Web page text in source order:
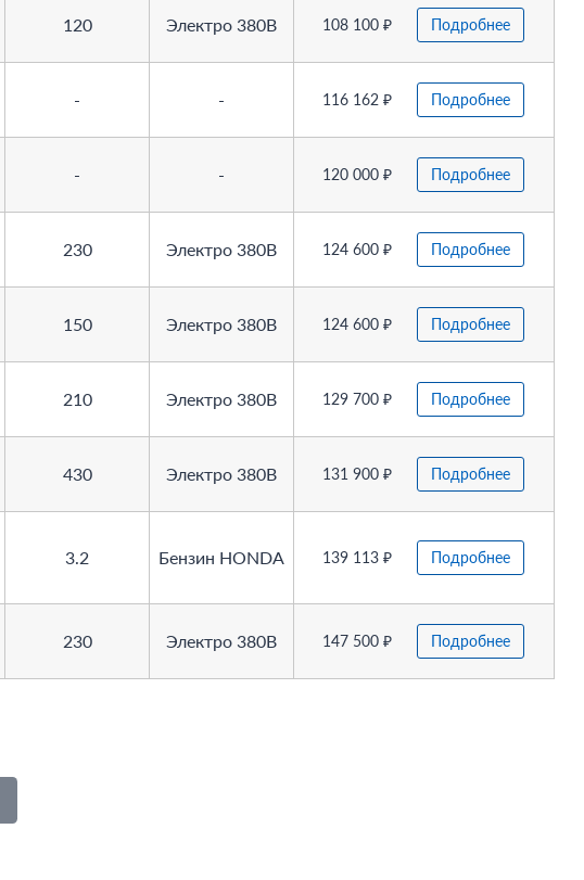
108 100 ₽ Подробнее
120 Электро 380В
116 162 ₽ Подробнее
- -
120 000 ₽ Подробнее
- -
124 600 ₽ Подробнее
230 Электро 380В
124 600 ₽ Подробнее
150 Электро 380В
129 700 ₽ Подробнее
210 Электро 380В
131 900 ₽ Подробнее
430 Электро 380В
139 113 ₽ Подробнее
3.2 Бензин HONDA
147 500 ₽ Подробнее
230 Электро 380В